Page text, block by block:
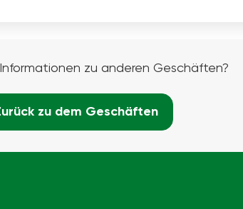
zu anderen Geschäften?
zu dem Geschäften